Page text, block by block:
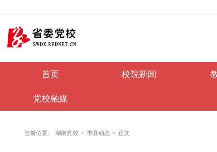
首页 校院新闻
党校融媒
当前位置: 湖南党校 > 市县动态 > 正文